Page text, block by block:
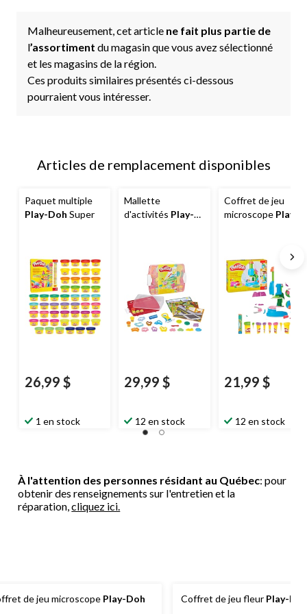
Malheureusement, cet article ne fait plus partie de
l’assortiment du magasin que vous avez sélectionné
et les magasins de la région.
Ces produits similaires présentés ci-dessous
pourraient vous intéresser.
Articles de remplacement disponibles
Paquet multiple
Play-Doh Super
26,99 $
1 en stock
Mallette
d'activités Play-
29,99 $
12 en stock
Coffret de jeu
microscope Play-
21,99 $
12 en stock
À l'attention des personnes résidant au Québec: pour
obtenir des renseignements sur l'entretien et la
réparation,cliquez ici.
de jeu microscope Play-Doh Coffret de jeu fleur Play-